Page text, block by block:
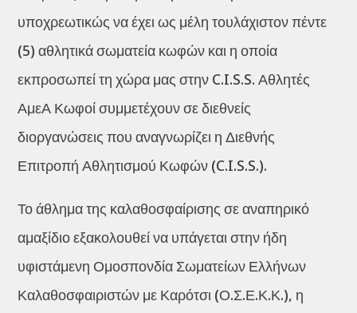
υποχρεωτικώς να έχει ως μέλη τουλάχιστον πέντε
(5) αθλητικά σωματεία κωφών και η οποία
εκπροσωπεί τη χώρα μας στην C.I.S.S. Αθλητές
ΑμεΑ Κωφοί συμμετέχουν σε διεθνείς
διοργανώσεις που αναγνωρίζει η Διεθνής
Επιτροπή Αθλητισμού Κωφών (C.I.S.S.).
Το άθλημα της καλαθοσφαίρισης σε αναπηρικό
αμαξίδιο εξακολουθεί να υπάγεται στην ήδη
υφιστάμενη Ομοσπονδία Σωματείων Ελλήνων
Καλαθοσφαιριστών με Καρότσι (Ο.Σ.Ε.Κ.Κ.), η